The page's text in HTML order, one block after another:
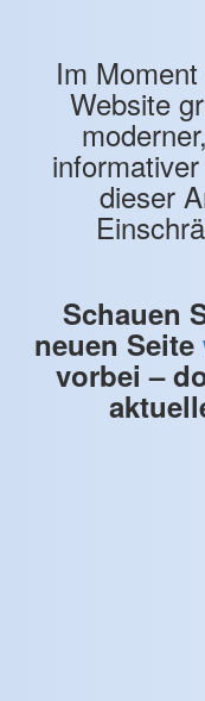
Im
Website
dieser
Schauen
neuen Seite
vorbei –